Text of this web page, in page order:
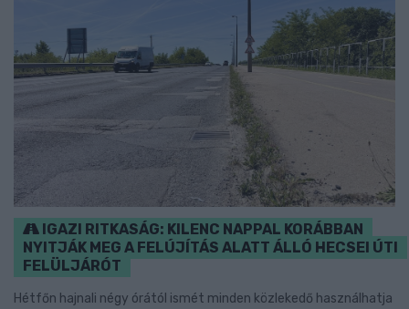
IGAZI RITKASÁG: KILENC NAPPAL KORÁBBAN
NYITJÁK MEG A FELÚJÍTÁS ALATT ÁLLÓ HECSEI ÚTI
FELÜLJÁRÓT
Hétfőn hajnali négy órától ismét minden közlekedő használhatja